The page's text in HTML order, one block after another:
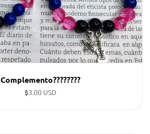
Complemento????????
$3.00 USD